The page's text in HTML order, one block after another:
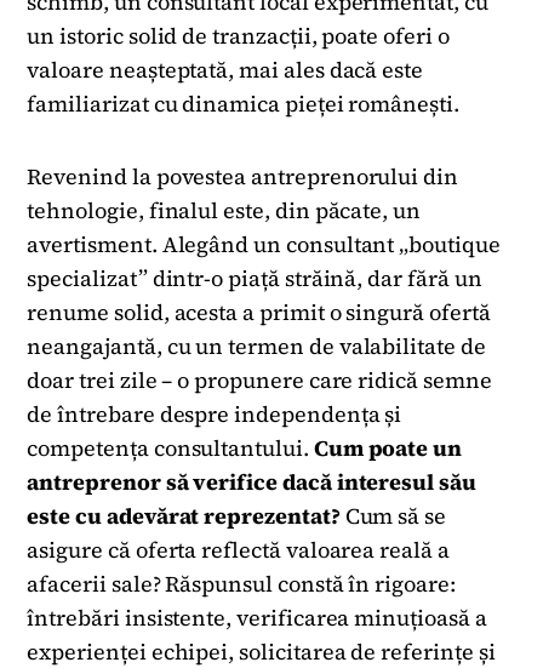
un istoric solid de tranzacții, poate oferi o
valoare neașteptată, mai ales dacă este
familiarizat cu dinamica pieței românești.
Revenind la povestea antreprenorului din
tehnologie, finalul este, din păcate, un
avertisment. Alegând un consultant „boutique
specializat” dintr-o piață străină, dar fără un
renume solid, acesta a primit o singură ofertă
neangajantă, cu un termen de valabilitate de
doar trei zile – o propunere care ridică semne
de întrebare despre independența și
competența consultantului. Cum poate un
antreprenor să verifice dacă interesul său
este cu adevărat reprezentat? Cum să se
asigure că oferta reflectă valoarea reală a
afacerii sale? Răspunsul constă în rigoare:
întrebări insistente, verificarea minuțioasă a
experienței echipei, solicitarea de referințe și